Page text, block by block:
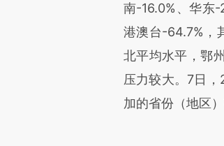
南-16.0%、华东-
港澳台-64.7%，
北平均水平，鄂
压力较大。7日
加的省份（地区